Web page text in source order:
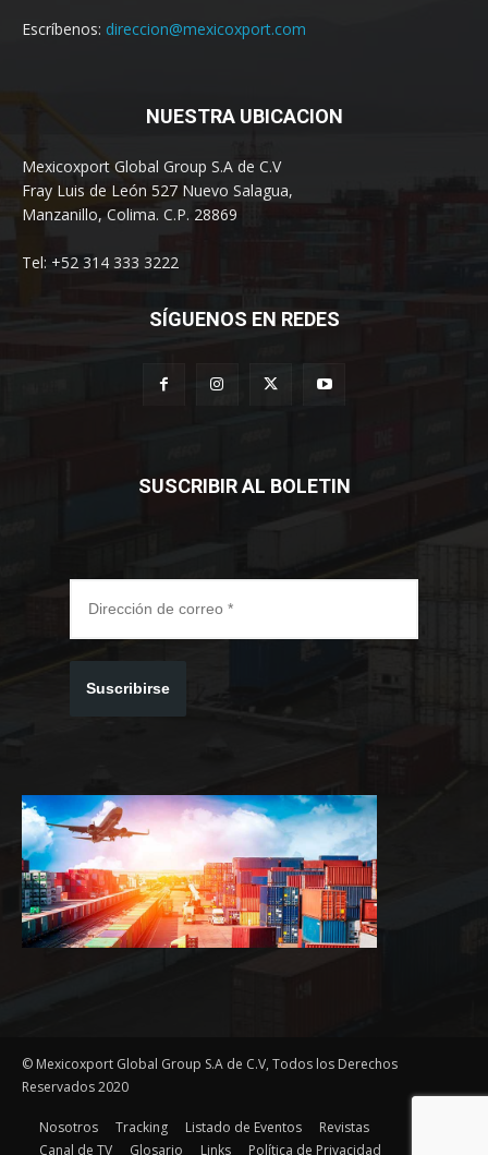
Escríbenos: direccion@mexicoxport.com
NUESTRA UBICACION
Mexicoxport Global Group S.A de C.V
Fray Luis de León 527 Nuevo Salagua,
Manzanillo, Colima. C.P. 28869
Tel: +52 314 333 3222
SÍGUENOS EN REDES
SUSCRIBIR AL BOLETIN
Suscribirse
© Mexicoxport Global Group S.A de C.V, Todos los Derechos
Reservados 2020
Nosotros Tracking Listado de Eventos
Revistas
Canal de TV
Glosario Links Política de Privacidad